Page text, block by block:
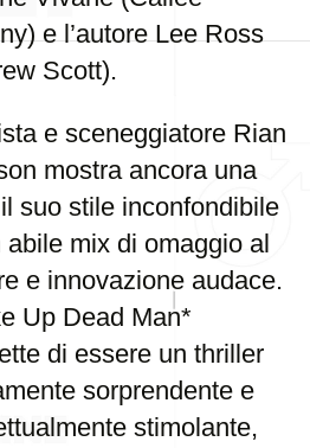
e l’autore Lee Ross
Scott).
e sceneggiatore Rian
mostra ancora una
suo stile inconfondibile
mix di omaggio al
e innovazione audace.
Up Dead Man*
di essere un thriller
sorprendente e
stimolante,